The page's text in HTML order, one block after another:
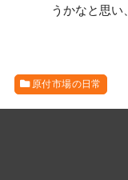
うかなと思い
原付市場の日常